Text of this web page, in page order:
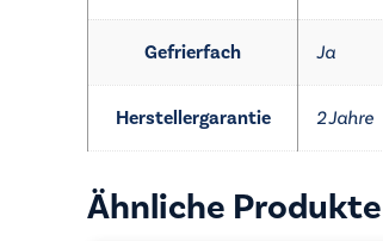
Gefrierfach Ja
Herstellergarantie 2 Jahre
Ähnliche Produkte